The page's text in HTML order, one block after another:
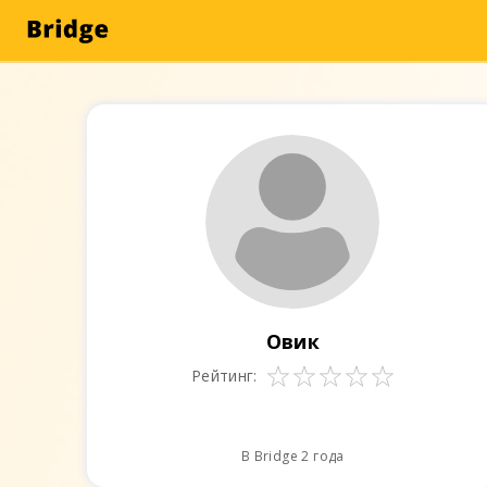
Овик
Рейтинг:
В Bridge 2 года